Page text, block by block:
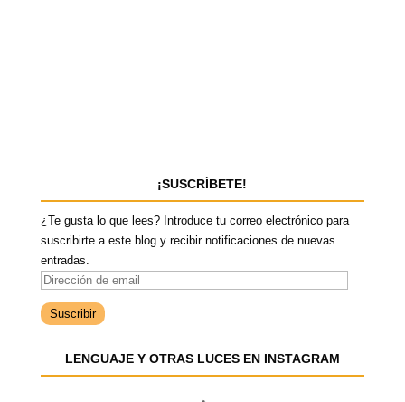
¡SUSCRÍBETE!
¿Te gusta lo que lees? Introduce tu correo electrónico para
suscribirte a este blog y recibir notificaciones de nuevas
entradas.
D
r
c
LENGUAJE Y OTRAS LUCES EN INSTAGRAM